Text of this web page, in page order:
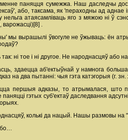
паняцця сумежжа. Наш даследчы
або, таксама, як 'пераходны ад аднае
атаясамліваць яго з мяжою ні ў
варожасці)[8] .
мы вырашылі ўвогуле не ўжываць: ён
ні тое і ні другое. Не народнасцяў або
здаецца аб'ектыўнай у намнога
на два пытанні: чыя гэта катэгорыя (г.
першыя адказы, то атрымалася, што
гэтых суб'ектаў даследвання
колькі да нацый. Нашы размовы на